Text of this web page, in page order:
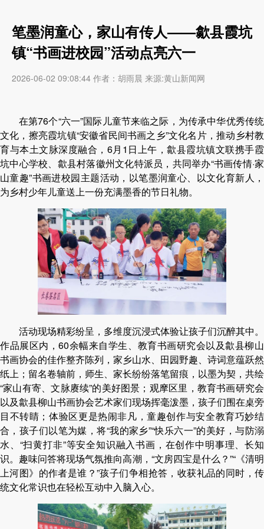
笔墨润童心，家山有传人——歙县霞坑
镇“书画进校园”活动点亮六一
2026-06-02 09:08:44 作者：胡雨晨 来源:黄山新闻网
在第76个“六一”国际儿童节来临之际，为传承中华优秀传统
文化，擦亮霞坑镇“安徽省民间书画之乡”文化名片，推动乡村教
育与本土文脉深度融合，6月1日上午，歙县霞坑镇文联携手霞
坑中心学校、歙县村落徽州文化特派员 ，共同举办“书画传情·家
山童趣”书画进校园主题活动 ，以笔墨润童心、以文化育新人，
为乡村少年儿童送上一份充满墨香的节日礼物。
活动现场精彩纷呈，多维度沉浸式体验让孩子们沉醉其中。
作品展区内，60余幅来自学生、教育书画研究会以及歙县柳山
书画协会的佳作整齐陈列，家乡山水、田园野趣、诗词意蕴跃然
纸上；留名卷轴前，师生、家长纷纷落笔留痕，以墨为契，共绘
“家山有寄、文脉赓续”的美好图景；观摩区里，教育书画研究会
以及歙县柳山书画协会艺术家们现场挥毫泼墨，孩子们围在桌旁
目不转睛；体验区更是热闹非凡，童趣创作与安全教育巧妙结
合，孩子们以笔为媒，将“我的家乡”“快乐六一”的美好，与防溺
水、“扫黄打非”等安全知识融入书画，在创作中明事理、长知
识。趣味问答将现场气氛推向高潮，“文房四宝是什么？”“《清明
上河图》的作者是谁？”孩子们争相抢答，收获礼品的同时，传
统文化常识也在轻松互动中入脑入心。